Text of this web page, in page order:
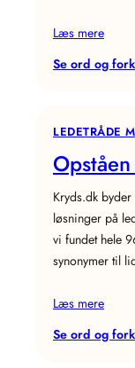
Læs mere
Se ord og
LEDETRÅDE
Kryds.dk
løsninger på
vi fundet hele
synonymer til
Læs mere
Se ord og